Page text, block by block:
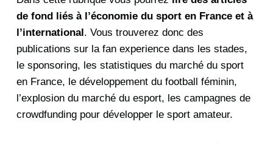
de fond liés à l’économie du sport en France et à
l’international. Vous trouverez donc des
publications sur la fan experience dans les stades,
le sponsoring, les statistiques du marché du sport
en France, le développement du football féminin,
l’explosion du marché du esport, les campagnes de
crowdfunding pour développer le sport amateur.